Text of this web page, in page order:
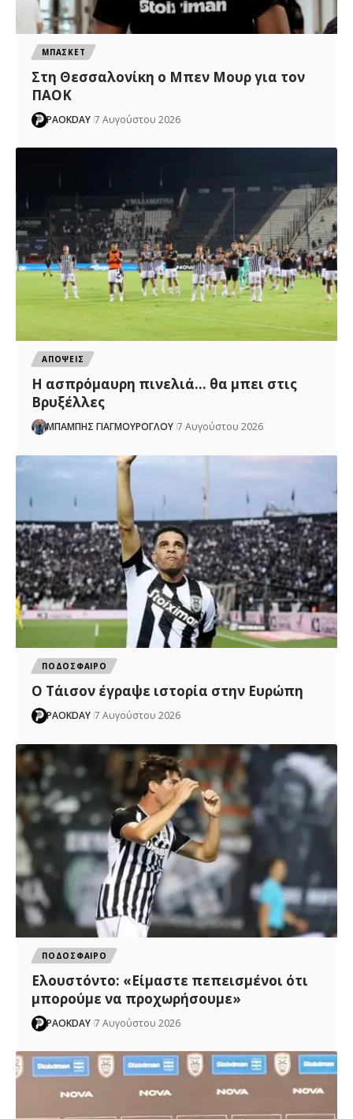
ΜΠΑΣΚΕΤ
Στη Θεσσαλονίκη ο Μπεν Μουρ για τον
ΠΑΟΚ
PAOKDAY 7 Αυγούστου 2026
ΑΠΟΨΕΙΣ
Η ασπρόμαυρη πινελιά… θα μπει στις
Βρυξέλλες
ΜΠΑΜΠΗΣ ΓΙΑΓΜΟΥΡΟΓΛΟΥ 7 Αυγούστου 2026
ΠΟΔΟΣΦΑΙΡΟ
Ο Τάισον έγραψε ιστορία στην Ευρώπη
PAOKDAY 7 Αυγούστου 2026
ΠΟΔΟΣΦΑΙΡΟ
Ελουστόντο: «Είμαστε πεπεισμένοι ότι
μπορούμε να προχωρήσουμε»
PAOKDAY 7 Αυγούστου 2026